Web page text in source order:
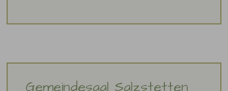
Gemeindesaal Salzstetten